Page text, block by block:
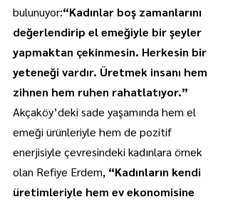
bulunuyor:“Kadınlar boş zamanlarını
değerlendirip el emeğiyle bir şeyler
yapmaktan çekinmesin. Herkesin bir
yeteneği vardır. Üretmek insanı hem
zihnen hem ruhen rahatlatıyor.”
Akçaköy’deki sade yaşamında hem el
emeği ürünleriyle hem de pozitif
enerjisiyle çevresindeki kadınlara örnek
olan Refiye Erdem, “Kadınların kendi
üretimleriyle hem ev ekonomisine